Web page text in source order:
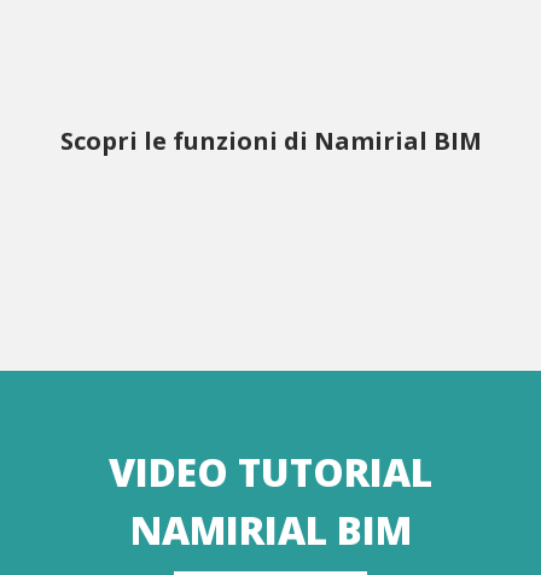
Scopri le funzioni di Namirial BIM
VIDEO TUTORIAL
NAMIRIAL BIM